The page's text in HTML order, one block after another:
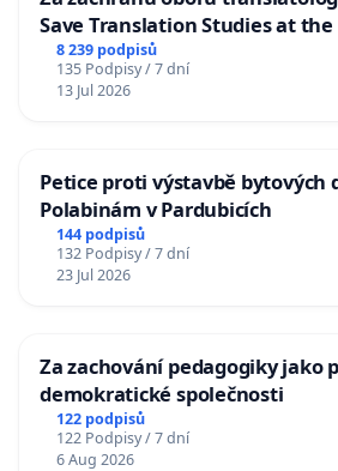
Save Translation Studies at
Charles University
8 239 podpisů
135 Podpisy / 7 dní
13 Jul 2026
Petice proti výstavbě bytových
Polabinám v Pardubicích
144 podpisů
132 Podpisy / 7 dní
23 Jul 2026
Za zachování pedagogiky jako
demokratické společnosti
122 podpisů
122 Podpisy / 7 dní
6 Aug 2026